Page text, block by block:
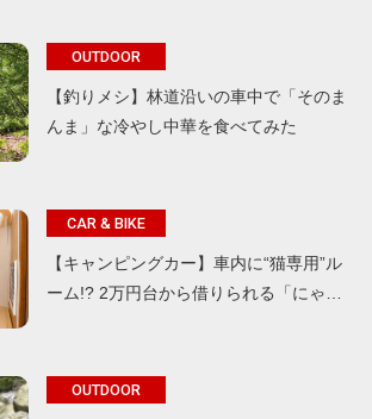
OUTDOOR
【釣りメシ】林道沿いの車中で「そのま
んま」な冷やし中華を食べてみた
CAR & BIKE
【キャンピングカー】車内に“猫専用”ル
ーム!? 2万円台から借りられる「にゃ…
OUTDOOR